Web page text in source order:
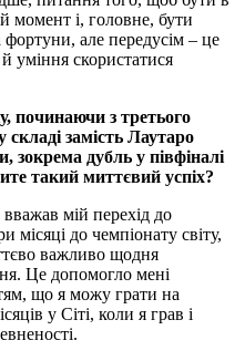
момент і, головне, бути
але передусім – це
уміння скористатися
починаючи з третього
замість Лаутаро
зокрема дубль у півфіналі
такий миттєвий успіх?
мій перехід до
місяці до чемпіонату світу,
важливо щодня
Це допомогло мені
що я можу грати на
у Сіті, коли я грав і